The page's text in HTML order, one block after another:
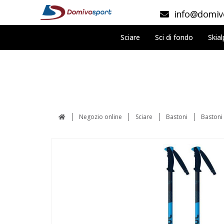
Sciare Sci di fondo
Negozio online Sciare Bastoni